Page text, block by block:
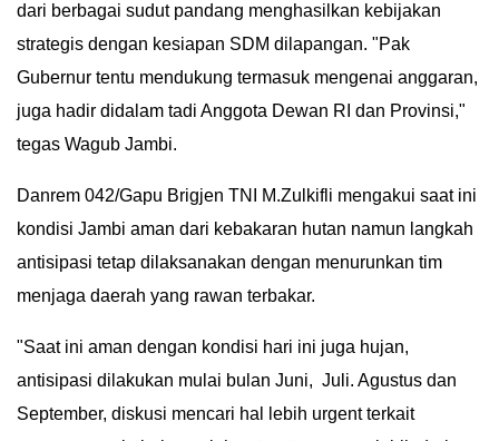
dari berbagai sudut pandang menghasilkan kebijakan
strategis dengan kesiapan SDM dilapangan. "Pak
Gubernur tentu mendukung termasuk mengenai anggaran,
juga hadir didalam tadi Anggota Dewan RI dan Provinsi,"
tegas Wagub Jambi.
Danrem 042/Gapu Brigjen TNI M.Zulkifli mengakui saat ini
kondisi Jambi aman dari kebakaran hutan namun langkah
antisipasi tetap dilaksanakan dengan menurunkan tim
menjaga daerah yang rawan terbakar.
"Saat ini aman dengan kondisi hari ini juga hujan,
antisipasi dilakukan mulai bulan Juni, Juli. Agustus dan
September, diskusi mencari hal lebih urgent terkait